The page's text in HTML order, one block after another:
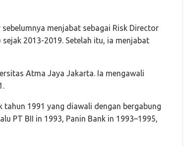
menjabat sebagai Risk Director
2013-2019. Setelah itu, ia menjabat
Atma Jaya Jakarta. Ia mengawali
tahun 1991 yang diawali dengan bergabung
PT BII in 1993, Panin Bank in 1993–1995,